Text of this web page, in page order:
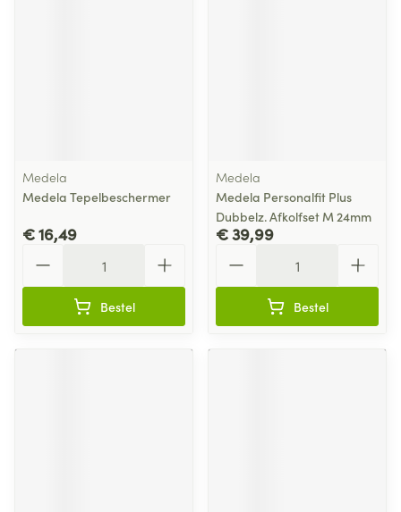
Medela
Medela Tepelbeschermer
€ 16,49
Bestel
Medela
Medela Personalfit Plus
Dubbelz. Afkolfset M 24mm
€ 39,99
Bestel